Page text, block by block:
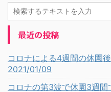
最近の投稿
コロナによる4週間の休園
2021/01/09
コロナの第3波で休園3週